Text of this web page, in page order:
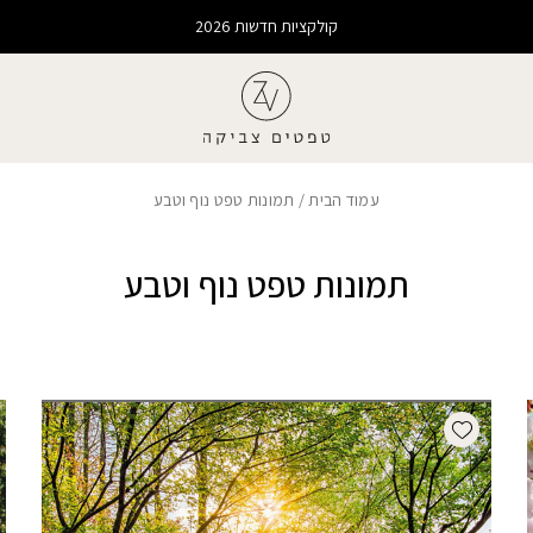
קולקציות חדשות 2026
עמוד הבית/ תמונות טפט נוף וטבע
תמונות טפט נוף וטבע
Add wishlist